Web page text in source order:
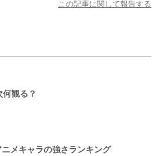
この記事に関して報告する
観る？
メキャラの強さランキング